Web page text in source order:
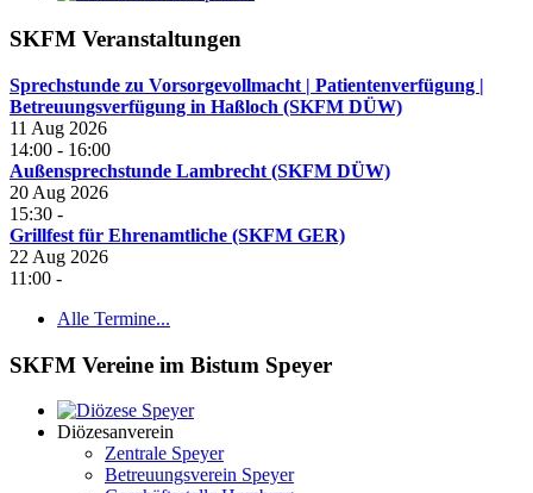
SKFM Veranstaltungen
Sprechstunde zu Vorsorgevollmacht | Patientenverfügung |
Betreuungsverfügung in Haßloch (SKFM DÜW)
11 Aug 2026
14:00 - 16:00
Außensprechstunde Lambrecht (SKFM DÜW)
20 Aug 2026
15:30 -
Grillfest für Ehrenamtliche (SKFM GER)
22 Aug 2026
11:00 -
Alle Termine...
SKFM Vereine im Bistum Speyer
Diözesanverein
Zentrale Speyer
Betreuungsverein Speyer